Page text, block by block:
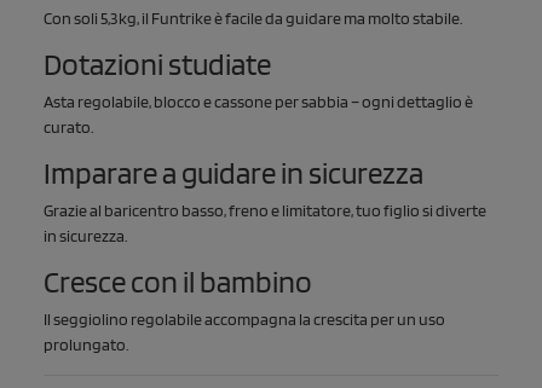
Con soli 5,3 kg, il Funtrike è facile da guidare ma molto stabile.
Dotazioni studiate
Asta regolabile, blocco e cassone per sabbia – ogni dettaglio è
curato.
Imparare a guidare in sicurezza
Grazie al baricentro basso, freno e limitatore, tuo figlio si diverte
in sicurezza.
Cresce con il bambino
Il seggiolino regolabile accompagna la crescita per un uso
prolungato.